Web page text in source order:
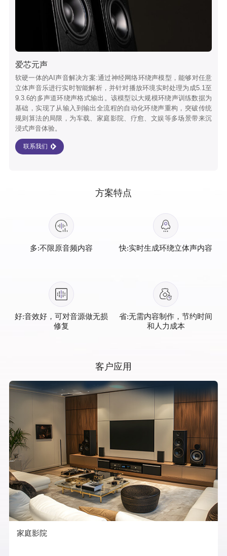
爱芯元声
软硬一体的AI声音解决方案:通过神经网络环绕声模型，能够对任意
立体声音乐进行实时智能解析，并针对播放环境实时处理为成5.1至
9.3.6的多声道环绕声格式输出。该模型以大规模环绕声训练数据为
基础，实现了从输入到输出全流程的自动化环绕声重构，突破传统
规则算法的局限，为车载、家庭影院、疗愈、文娱等多场景带来沉
浸式声音体验。
联系我们
方案特点
多:不限原音频内容 快:实时生成环绕立体声内容
好:音效好，可对音源做无损
修复
省:无需内容制作，节约时间
和人力成本
客户应用
家庭影院